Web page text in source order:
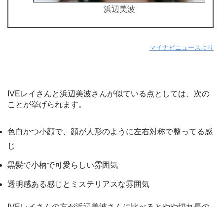
浜辺美波
マイナビニュースより
IVEレイさんと浜辺美波さんが似ている点としては、次の
ことが挙げられます。
色白かつ小顔で、顔が人形のように左右対称で整ってる感
じ
黒髪で小柄で可愛らしい雰囲気
透明感ある感じとミステリアスな雰囲気